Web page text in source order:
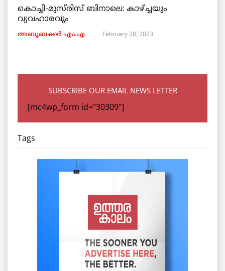
കൊച്ചി-മുസ്‌രിസ് ബിനാലെ: കാഴ്ച്ചയും
വ്യവഹാരവും
അബൂബക്കർ എം.എ February 28, 2023
SUBSCRIBE OUR EMAIL NEWS LETTER
[mc4wp_form id="30309"]
Tags